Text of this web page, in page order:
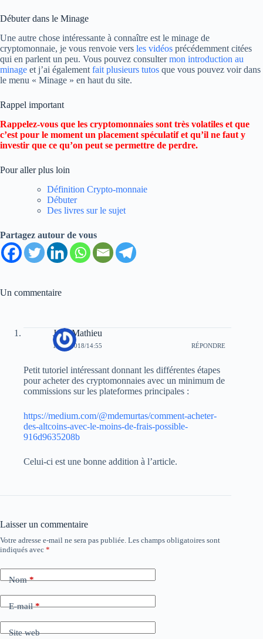
Débuter dans le Minage
Une autre chose intéressante à connaître est le minage de
cryptomonnaie, je vous renvoie vers les vidéos précédemment citées
qui en parlent un peu. Vous pouvez consultermon introduction au
minage et j’ai également fait plusieurs tutos que vous pouvez voir dans
le menu « Minage » en haut du site.
Rappel important
Rappelez-vous que les cryptomonnaies sont très volatiles et que
c’est pour le moment un placement spéculatif et qu’il ne faut y
investir que ce qu’on peut se permettre de perdre.
Pour aller plus loin
Définition Crypto-monnaie
Débuter
Des livres sur le sujet
Partagez autour de vous
Un commentaire
Jean Mathieu
12/01/2018/14:55 RÉPONDRE
Petit tutoriel intéressant donnant les différentes étapes
pour acheter des cryptomonnaies avec un minimum de
commissions sur les plateformes principales :
https://medium.com/@mdemurtas/comment-acheter-
des-altcoins-avec-le-moins-de-frais-possible-
916d9635208b
Celui-ci est une bonne addition à l’article.
Laisser un commentaire
Votre adresse e-mail ne sera pas publiée. Les champs obligatoires sont
indiqués avec *
Nom*
E-mail*
Site web